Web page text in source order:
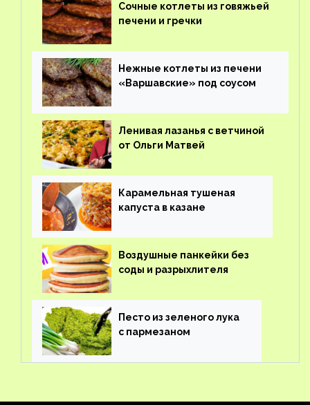
Сочные котлеты из говяжьей
печени и гречки
Нежные котлеты из печени
«Варшавские» под соусом
Ленивая лазанья с ветчиной
от Ольги Матвей
Карамельная тушеная
капуста в казане
Воздушные панкейки без
соды и разрыхлителя
Песто из зеленого лука
с пармезаном